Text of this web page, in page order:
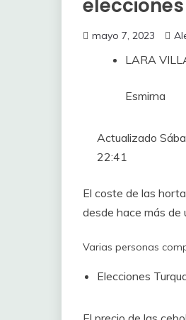
mayo 7, 2023
LARA
Esmirna
Actualizado
22:41
El coste de las
desde hace más de
Varias personas
Elecciones